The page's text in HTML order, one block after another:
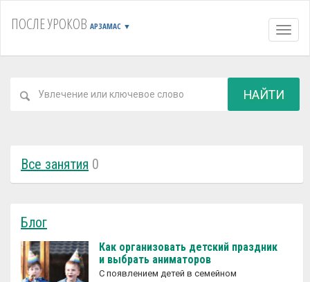
ПОСЛЕ УРОКОВ АРЗАМАС ▼
НАЙТИ
Все занятия 0
Блог
Как организовать детский праздник
и выбрать аниматоров
С появлением детей в семейном